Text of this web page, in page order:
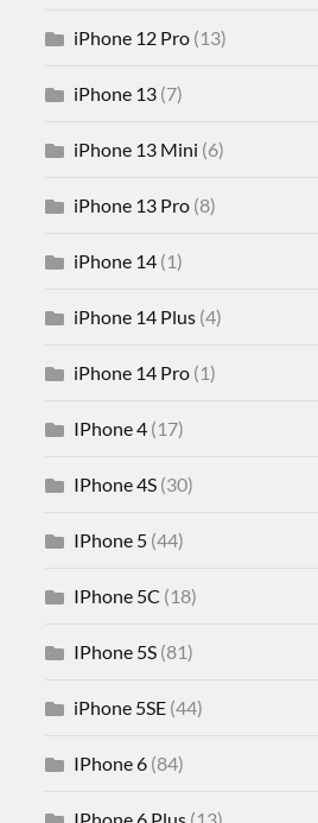
iPhone 12 Pro (13)
iPhone 13 (7)
iPhone 13 Mini (6)
iPhone 13 Pro (8)
iPhone 14 (1)
iPhone 14 Plus (4)
iPhone 14 Pro (1)
IPhone 4 (17)
IPhone 4S (30)
IPhone 5 (44)
IPhone 5C (18)
IPhone 5S (81)
iPhone 5SE (44)
IPhone 6 (84)